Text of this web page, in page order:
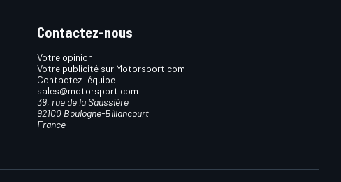
Contactez-nous
Votre opinion
Votre publicité sur Motorsport.com
Contactez l'équipe
sales@motorsport.com
39, rue de la Saussière
92100 Boulogne-Billancourt
France